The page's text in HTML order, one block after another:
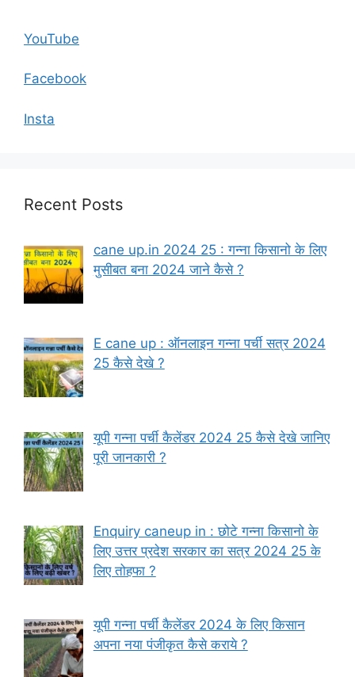
YouTube
Facebook
Insta
Recent Posts
cane up.in 2024 25 : गन्ना किसानो के लिए
मुसीबत बना 2024 जाने कैसे ?
E cane up : ऑनलाइन गन्ना पर्ची सत्र 2024
25 कैसे देखे ?
यूपी गन्ना पर्ची कैलेंडर 2024 25 कैसे देखे जानिए
पूरी जानकारी ?
Enquiry caneup in : छोटे गन्ना किसानो के
लिए उत्तर प्रदेश सरकार का सत्र 2024 25 के
लिए तोहफा ?
यूपी गन्ना पर्ची कैलेंडर 2024 के लिए किसान
अपना नया पंजीकृत कैसे कराये ?